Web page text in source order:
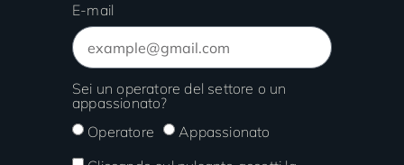
E-mail
Sei un operatore del settore o un
appassionato?
Operatore
Appassionato